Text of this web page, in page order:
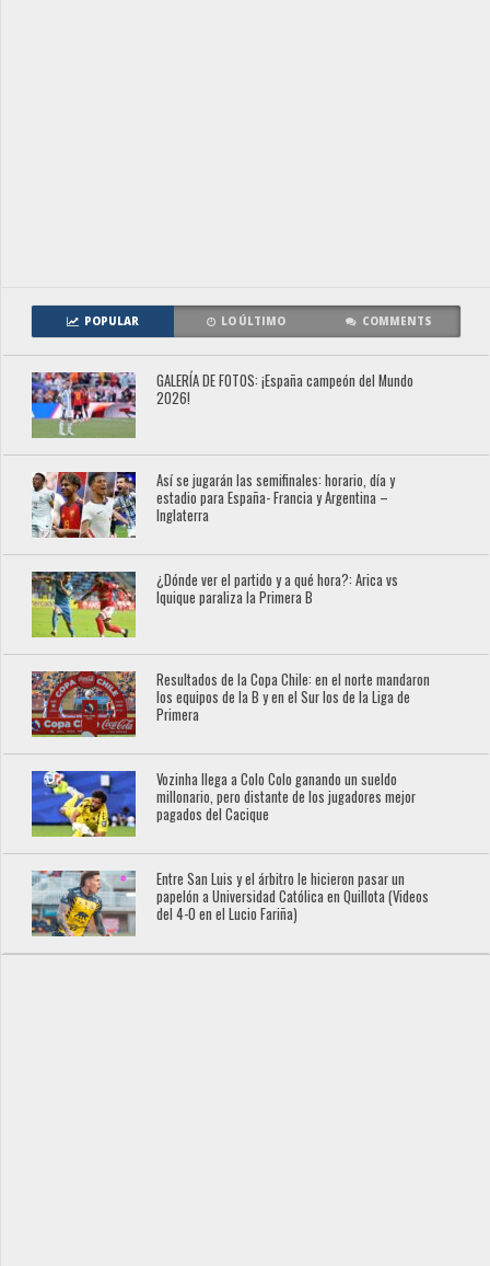
POPULAR LO ÚLTIMO COMMENTS
GALERÍA DE FOTOS: ¡España campeón del Mundo
2026!
Así se jugarán las semifinales: horario, día y
estadio para España- Francia y Argentina –
Inglaterra
¿Dónde ver el partido y a qué hora?: Arica vs
Iquique paraliza la Primera B
Resultados de la Copa Chile: en el norte mandaron
los equipos de la B y en el Sur los de la Liga de
Primera
Vozinha llega a Colo Colo ganando un sueldo
millonario, pero distante de los jugadores mejor
pagados del Cacique
Entre San Luis y el árbitro le hicieron pasar un
papelón a Universidad Católica en Quillota (Videos
del 4-0 en el Lucio Fariña)